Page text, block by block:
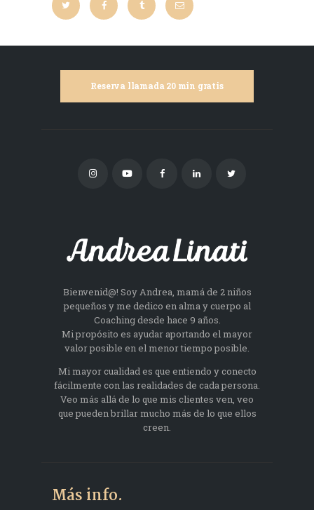
Reserva llamada 20 min gratis
Bienvenid@! Soy Andrea, mamá de 2 niños
pequeños y me dedico en alma y cuerpo al
Coaching desde hace 9 años.
Mi propósito es ayudar aportando el mayor
valor posible en el menor tiempo posible.
Mi mayor cualidad es que entiendo y conecto
fácilmente con las realidades de cada persona.
Veo más allá de lo que mis clientes ven, veo
que pueden brillar mucho más de lo que ellos
creen.
Más info.